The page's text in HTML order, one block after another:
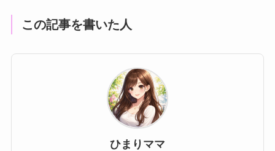
この記事を書いた人
ひまりママ